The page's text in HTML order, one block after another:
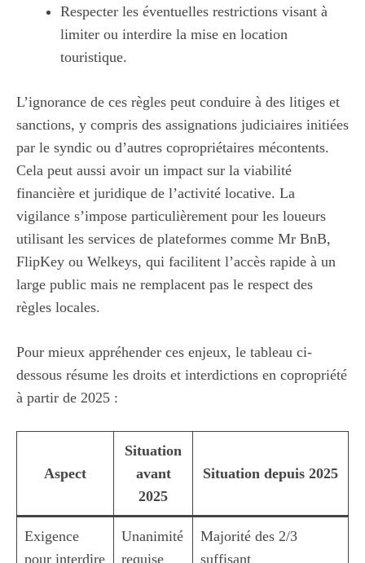
Respecter les éventuelles restrictions visant à
limiter ou interdire la mise en location
touristique.
L’ignorance de ces règles peut conduire à des litiges et
sanctions, y compris des assignations judiciaires initiées
par le syndic ou d’autres copropriétaires mécontents.
Cela peut aussi avoir un impact sur la viabilité
financière et juridique de l’activité locative. La
vigilance s’impose particulièrement pour les loueurs
utilisant les services de plateformes comme Mr BnB,
FlipKey ou Welkeys, qui facilitent l’accès rapide à un
large public mais ne remplacent pas le respect des
règles locales.
Pour mieux appréhender ces enjeux, le tableau ci-
dessous résume les droits et interdictions en copropriété
à partir de 2025 :
Aspect
Situation
avant
2025
Situation depuis 2025
Exigence
pour interdire
Unanimité
requise
Majorité des 2/3
suffisant